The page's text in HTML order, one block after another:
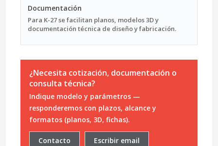
Documentación
Para K-27 se facilitan planos, modelos 3D y
documentación técnica de diseño y fabricación.
¿Necesita cotización, documentación o
consulta técnica?
Indique modelo y parámetros —
responderemos con plazos, alcance y
formatos (planos, 3D, fichas).
Contacto Escribir email